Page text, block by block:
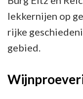
lekkernijen op
rijke
gebied.